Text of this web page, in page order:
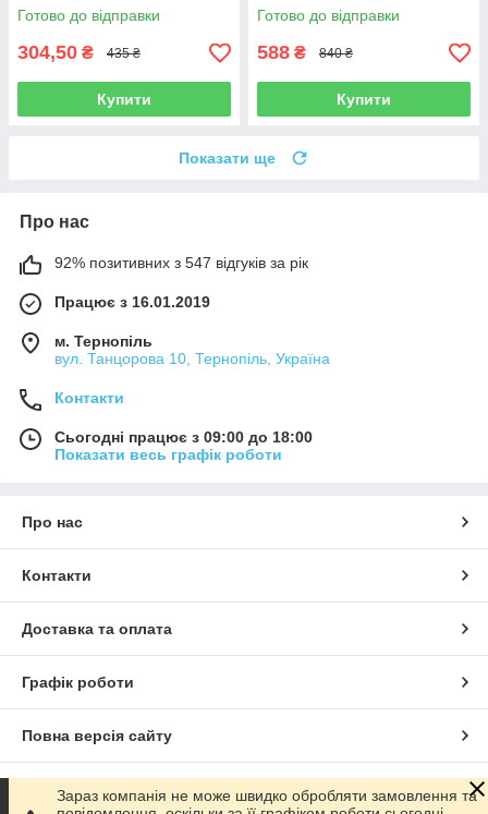
Готово до відправки
304,50 ₴ 435 ₴
Купити
Готово до відправки
588 ₴ 840 ₴
Купити
Показати ще
Про нас
92% позитивних з 547 відгуків за рік
Працює з 16.01.2019
м. Тернопіль
вул. Танцорова 10, Тернопіль, Україна
Контакти
Сьогодні працює з 09:00 до 18:00
Показати весь графік роботи
Про нас
Контакти
Доставка та оплата
Графік роботи
Повна версія сайту
Сайт створено на маркетплейсіProm.ua
Зараз компанія не може швидко обробляти замовлення та